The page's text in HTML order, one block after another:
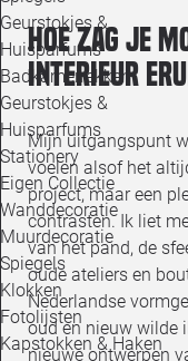
Geurstokjes &
Huisparfums
Badkamerrekken
Geurstokjes &
Huisparfums
Stationery
Eigen Collectie
Wanddecoratie
Muurdecoratie
Spiegels
Klokken
Fotolijsten
Kapstokken & Haken
Hoe zag je
interieur
Mijn uitgangspunt
voelen alsof het
project, maar een
contrasten. Ik liet
van het pand, de
oude ateliers en
Nederlandse
oud en nieuw wilde
nieuwe ontwerpen